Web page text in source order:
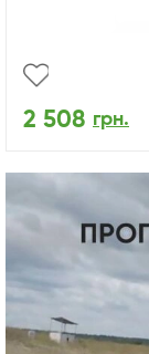
2 508 грн.